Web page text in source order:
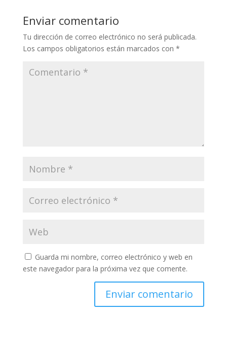
Enviar comentario
Tu dirección de correo electrónico no será publicada.
Los campos obligatorios están marcados con *
Guarda mi nombre, correo electrónico y web en
este navegador para la próxima vez que comente.